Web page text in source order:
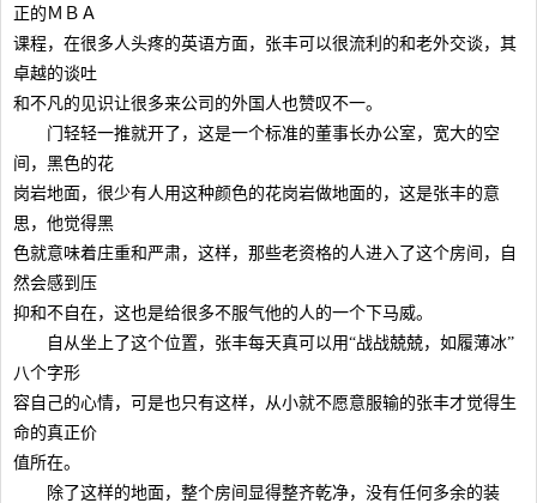
正的ＭＢＡ
课程，在很多人头疼的英语方面，张丰可以很流利的和老外交谈，其
卓越的谈吐
和不凡的见识让很多来公司的外国人也赞叹不一。
门轻轻一推就开了，这是一个标准的董事长办公室，宽大的空
间，黑色的花
岗岩地面，很少有人用这种颜色的花岗岩做地面的，这是张丰的意
思，他觉得黑
色就意味着庄重和严肃，这样，那些老资格的人进入了这个房间，自
然会感到压
抑和不自在，这也是给很多不服气他的人的一个下马威。
自从坐上了这个位置，张丰每天真可以用“战战兢兢，如履薄冰”
八个字形
容自己的心情，可是也只有这样，从小就不愿意服输的张丰才觉得生
命的真正价
值所在。
除了这样的地面，整个房间显得整齐乾净，没有任何多余的装